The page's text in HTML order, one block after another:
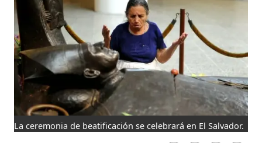
La ceremonia de beatificación se celebrará en El Salvador.